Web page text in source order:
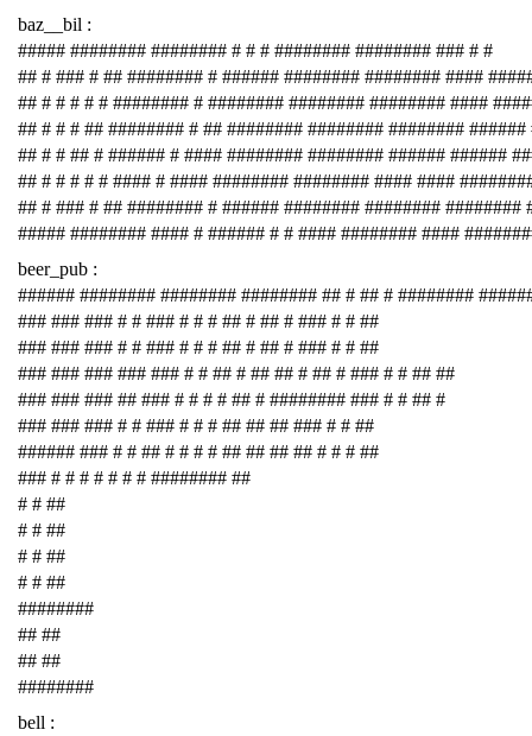
baz__bil :
##### ######## ######## # # # ######## ######## ### # #
## # ### # ## ######## # ###### ######## ######## ####
## # # # # # ######## # ######## ######## ######## ####
## # # # ## ######## # ## ######## ######## ######## ######
## # # ## # ###### # #### ######## ######## ###### ######
## # # # # # #### # #### ######## ######## #### ####
## # ### # ## ######## # ###### ######## ######## ########
##### ######## #### # ###### # # #### ######## ####
beer_pub :
###### ######## ######## ######## ## # ## # ########
### ### ### # # ### # # # ## # ## # ### # # ##
### ### ### # # ### # # # ## # ## # ### # # ##
### ### ### ### ### # # ## # ## ## # ## # ### # # ## ##
### ### ### ## ### # # # # ## # ######## ### # # ## #
### ### ### # # ### # # # ## ## ## ### # # ##
###### ### # # ## # # # # ## ## ## ## # # # ##
### # # # # # # # ######## ##
# # ##
# # ##
# # ##
# # ##
########
## ##
## ##
########
bell :